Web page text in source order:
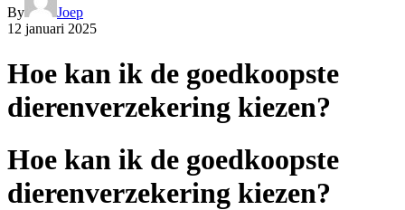
By
Joep
12 januari 2025
Hoe kan ik de goedkoopste
dierenverzekering kiezen?
Hoe kan ik de goedkoopste
dierenverzekering kiezen?